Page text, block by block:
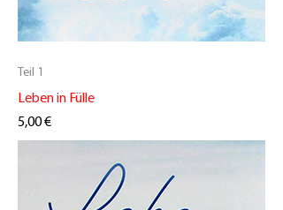
Teil 1
Leben in Fülle
Preis
5,00 €